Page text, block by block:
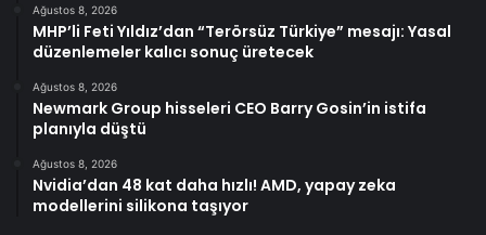
Ağustos 8, 2026
MHP’li Feti Yıldız’dan “Terörsüz Türkiye” mesajı: Yasal
düzenlemeler kalıcı sonuç üretecek
Ağustos 8, 2026
Newmark Group hisseleri CEO Barry Gosin’in istifa
planıyla düştü
Ağustos 8, 2026
Nvidia’dan 48 kat daha hızlı! AMD, yapay zeka
modellerini silikona taşıyor